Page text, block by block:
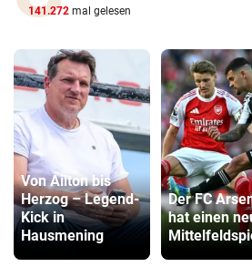
141.272 mal gelesen
Von Ailton bis
Herzog – Legend-
Kick in
Hausmening
Der FC
hat einen